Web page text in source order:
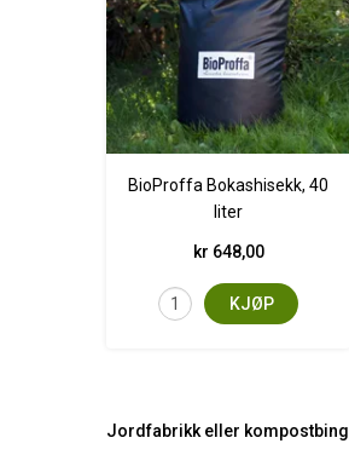
BioProffa Bokashisekk, 40
liter
kr 648,00
KJØP
Jordfabrikk eller